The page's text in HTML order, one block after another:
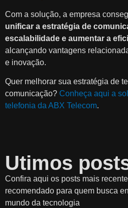
Com a solução, a empresa
unificar a estratégia de
escalabilidade e aumentar a
alcançando vantagens
e inovação.
Quer melhorar sua estratégia de
comunicação? Conheça aqui a
telefonia da ABX Telecom.
Utimos
Confira aqui os posts mais
recomendado para quem busca
mundo da tecnologia